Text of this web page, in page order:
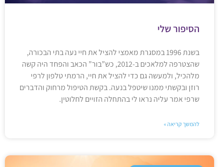
הסיפור שלי
בשנת 1996 במסגרת מאמצי להציל את חיי נעה בתי הבכורה,
שהצטרפה למלאכים ב-2012, כש”בור” הכאב והפחד היה קשה
מלהכיל, ולמעשה גם כדי להציל את חיי, הרמתי טלפון לרפי
רוזן ובקשתי ממנו שיטפל בנעה. בקשת הטיפול מרחוק והדברים
שרפי אמר עליה נראו לי בהתחלה הזויים לחלוטין.
להמשך קריאה »